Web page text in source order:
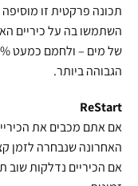
תכונה פרקטית זו
השתמשו בה על כיריים
הגבוהה ביותר.
ReStart
אם אתם מכבים את
האחרונה שנבחרה לזמן
אם הכיריים נדלקות שוב